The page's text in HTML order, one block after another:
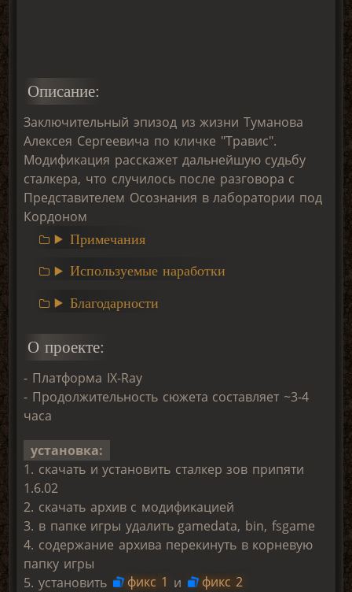
Описание:
Заключительный эпизод из жизни Туманова
Алексея Сергеевича по кличке "Травис".
Модификация расскажет дальнейшую судьбу
сталкера, что случилось после разговора с
Представителем Осознания в лаборатории под
Кордоном
Примечания
Используемые наработки
Благодарности
О проекте:
- Платформа IX-Ray
- Продолжительность сюжета составляет ~3-4
часа
установка:
1. скачать и установить сталкер зов припяти
1.6.02
2. скачать архив с модификацией
3. в папке игры удалить gamedata, bin, fsgame
4. содержание архива перекинуть в корневую
папку игры
5. установить
фикс 1 и фикс 2